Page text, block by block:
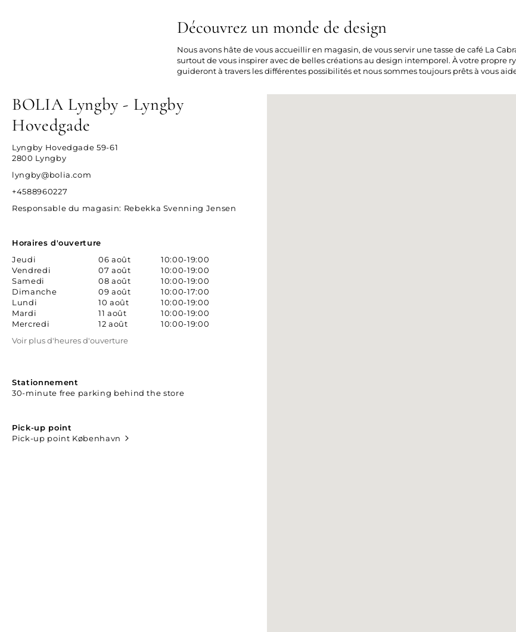
Découvrez un monde de design
Nous avons hâte de vous accueillir en magasin, de vous servir une tasse de café La
surtout de vous inspirer avec de belles créations au design intemporel. À votre propre
guideront à travers les différentes possibilités et nous sommes toujours prêts à vous
BOLIA Lyngby - Lyngby
Hovedgade
Lyngby Hovedgade 59-61
2800 Lyngby
lyngby@bolia.com
+4588960227
Responsable du magasin: Rebekka Svenning Jensen
Horaires d'ouverture
Jeudi
06 août
10:00-19:00
Vendredi
07 août
10:00-19:00
Samedi
08 août
10:00-19:00
Dimanche
09 août
10:00-17:00
Lundi
10 août
10:00-19:00
Mardi
11 août
10:00-19:00
Mercredi
12 août
10:00-19:00
Voir plus d'heures d'ouverture
Stationnement
30-minute free parking behind the store
Pick-up point
Pick-up point København